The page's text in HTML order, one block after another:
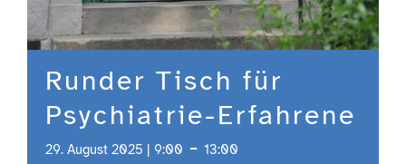
Runder Tisch für
Psychiatrie-Erfahrene
29. August 2025 | 9:00 - 13:00